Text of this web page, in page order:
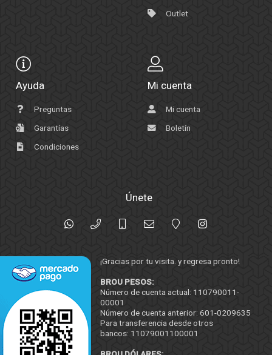
Outlet
Ayuda
Preguntas
Garantías
Condiciones
Mi cuenta
Mi cuenta
Boletín
Únete
¡Gracias por tu visita. y regresa pronto!
BROU PESOS:
Número de cuenta actual: 110790011-
00001
Número de cuenta anterior: 601-0209635
Para transferencia desde otros
bancos: 11079001100001